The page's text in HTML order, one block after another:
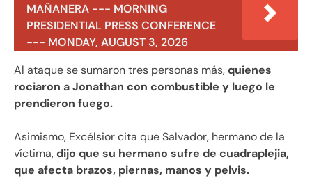
MAÑANERA --- MORNING
PRESIDENTIAL PRESS CONFERENCE
--- MONDAY, AUGUST 3, 2026
Al ataque se sumaron tres personas más,quienes
rociaron a Jonathan con combustible y luego le
prendieron fuego.
Asimismo, Excélsior cita que Salvador, hermano de la
víctima,dijo que su hermano sufre de cuadraplejia,
que afecta brazos, piernas, manos y pelvis.